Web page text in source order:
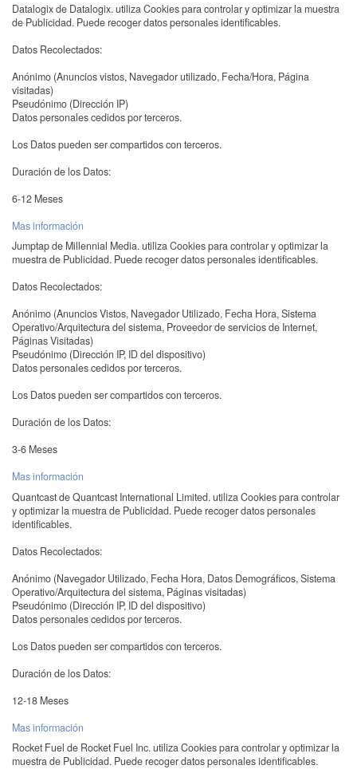
Datalogix de Datalogix. utiliza Cookies para controlar y optimizar la muestra
de Publicidad. Puede recoger datos personales identificables.
Datos Recolectados:
Anónimo (Anuncios vistos, Navegador utilizado, Fecha/Hora, Página
visitadas)
Pseudónimo (Dirección IP)
Datos personales cedidos por terceros.
Los Datos pueden ser compartidos con terceros.
Duración de los Datos:
6-12 Meses
Mas información
Jumptap de Millennial Media. utiliza Cookies para controlar y optimizar la
muestra de Publicidad. Puede recoger datos personales identificables.
Datos Recolectados:
Anónimo (Anuncios Vistos, Navegador Utilizado, Fecha Hora, Sistema
Operativo/Arquitectura del sistema, Proveedor de servicios de Internet,
Páginas Visitadas)
Pseudónimo (Dirección IP, ID del dispositivo)
Datos personales cedidos por terceros.
Los Datos pueden ser compartidos con terceros.
Duración de los Datos:
3-6 Meses
Mas información
Quantcast de Quantcast International Limited. utiliza Cookies para controlar
y optimizar la muestra de Publicidad. Puede recoger datos personales
identificables.
Datos Recolectados:
Anónimo (Navegador Utilizado, Fecha Hora, Datos Demográficos, Sistema
Operativo/Arquitectura del sistema, Páginas visitadas)
Pseudónimo (Dirección IP, ID del dispositivo)
Datos personales cedidos por terceros.
Los Datos pueden ser compartidos con terceros.
Duración de los Datos:
12-18 Meses
Mas información
Rocket Fuel de Rocket Fuel Inc. utiliza Cookies para controlar y optimizar la
muestra de Publicidad. Puede recoger datos personales identificables.